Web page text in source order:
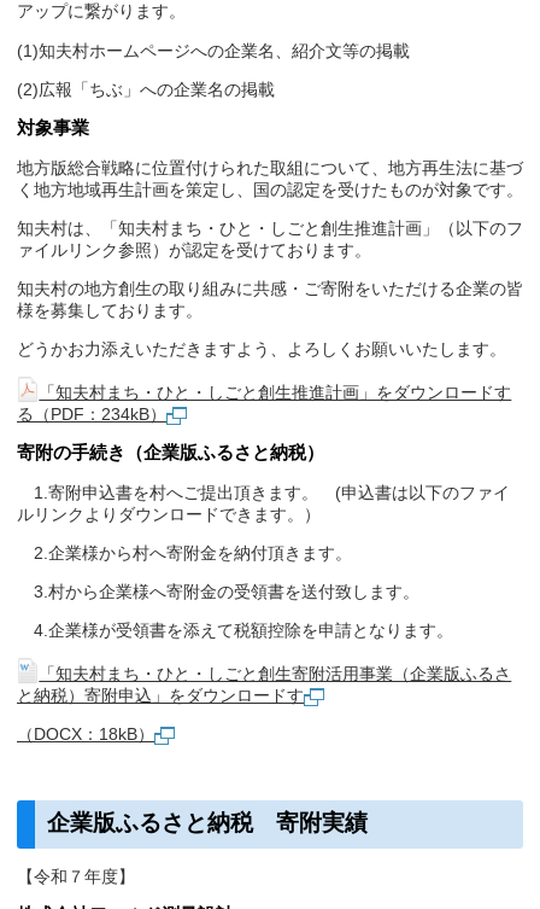
アップに繋がります。
(1)知夫村ホームページへの企業名、紹介文等の掲載
(2)広報「ちぶ」への企業名の掲載
対象事業
地方版総合戦略に位置付けられた取組について、地方再生法に基づ
く地方地域再生計画を策定し、国の認定を受けたものが対象です。
知夫村は、「知夫村まち・ひと・しごと創生推進計画」（以下のフ
ァイルリンク参照）が認定を受けております。
知夫村の地方創生の取り組みに共感・ご寄附をいただける企業の皆
様を募集しております。
どうかお力添えいただきますよう、よろしくお願いいたします。
「知夫村まち・ひと・しごと創生推進計画」をダウンロードす
る（PDF：234kB）
寄附の手続き（企業版ふるさと納税）
1.寄附申込書を村へご提出頂きます。 (申込書は以下のファイ
ルリンクよりダウンロードできます。）
2.企業様から村へ寄附金を納付頂きます。
3.村から企業様へ寄附金の受領書を送付致します。
4.企業様が受領書を添えて税額控除を申請となります。
「知夫村まち・ひと・しごと創生寄附活用事業（企業版ふるさ
と納税）寄附申込」をダウンロードす
（DOCX：18kB）
企業版ふるさと納税 寄附実績
【令和７年度】